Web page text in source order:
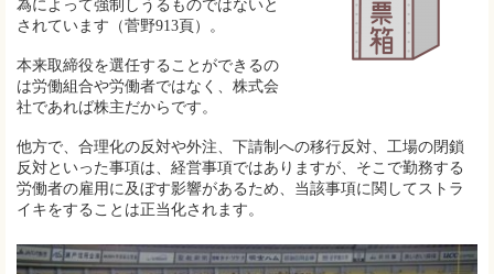
為によって強制しうるものではないと
されています（菅野913頁）。
本来取締役を選任することができるの
は労働組合や労働者ではなく、株式会
社であれば株主だからです。
他方で、合理化の反対や外注、下請制への移行反対、工場の閉鎖
反対といった事項は、経営事項ではありますが、そこで勤務する
労働者の雇用に及ぼす影響があるため、当該事項に関してストラ
イキをすることは正当化されます。